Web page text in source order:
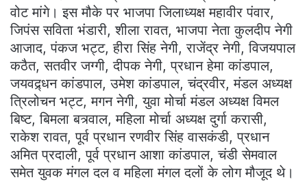
वोट मांगे। इस मौके पर भाजपा जिलाध्यक्ष महावीर पंवार,
जिपंस सविता भंडारी, शीला रावत, भाजपा नेता कुलदीप नेगी
आजाद, पंकज भट्ट, हीरा सिंह नेगी, राजेंद्र नेगी, विजयपाल
कठैत, सतवीर जग्गी, दीपक नेगी, प्रधान हेमा कांडपाल,
जयवद्र्धन कांडपाल, उमेश कांडपाल, चंद्रवीर, मंडल अध्यक्ष
त्रिलोचन भट्ट, मगन नेगी, युवा मोर्चा मंडल अध्यक्ष विमल
बिष्ट, बिमला बत्र्वाल, महिला मोर्चा अध्यक्ष दुर्गा करासी,
राकेश रावत, पूर्व प्रधान रणवीर सिंह वासकंडी, प्रधान
अमित प्रदाली, पूर्व प्रधान आशा कांडपाल, चंडी सेमवाल
समेत युवक मंगल दल व महिला मंगल दलों के लोग मौजूद थे।